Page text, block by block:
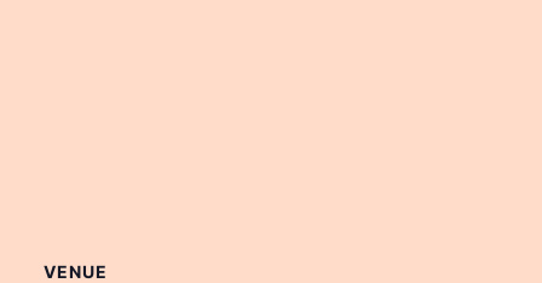
VENUE